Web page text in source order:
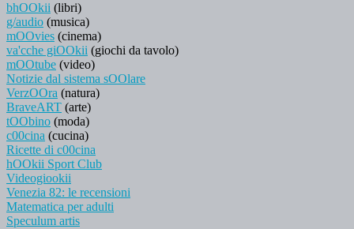
bhOOkii (libri)
g/audio (musica)
mOOvies (cinema)
va'cche giOOkii (giochi da tavolo)
mOOtube (video)
Notizie dal sistema sOOlare
VerzOOra (natura)
BraveART (arte)
tOObino (moda)
c00cina (cucina)
Ricette di c00cina
hOOkii Sport Club
Videogiookii
Venezia 82: le recensioni
Matematica per adulti
Speculum artis